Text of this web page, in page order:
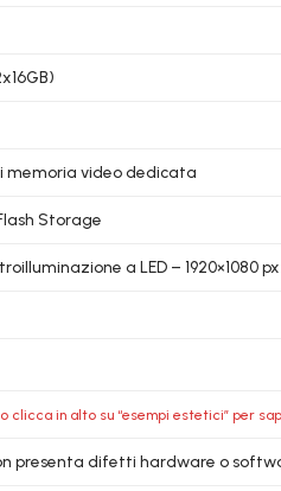
memoria video dedicata
Storage
a LED – 1920×1080 px
in alto su “esempi estetici” per
presenta difetti hardware o